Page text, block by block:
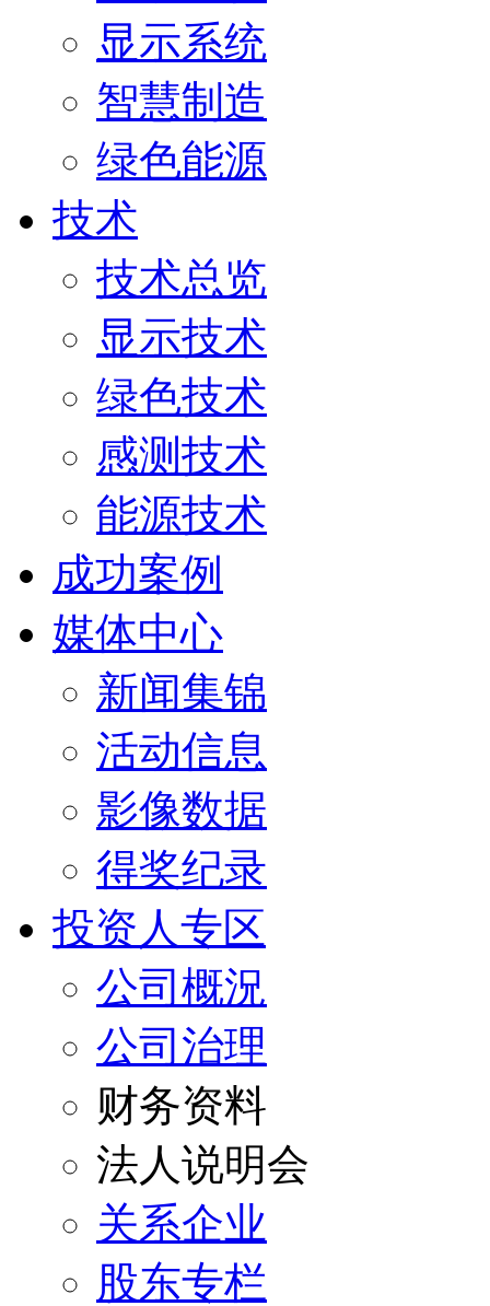
显示系统
智慧制造
绿色能源
技术
技术总览
显示技术
绿色技术
感测技术
能源技术
成功案例
媒体中心
新闻集锦
活动信息
影像数据
得奖纪录
投资人专区
公司概況
公司治理
财务资料
法人说明会
关系企业
股东专栏